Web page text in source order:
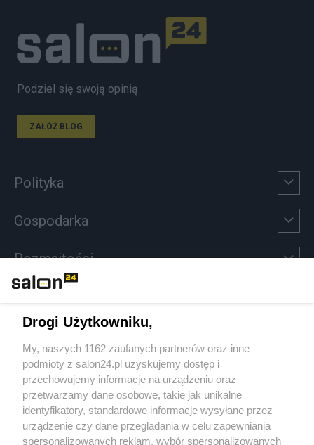
Podziel się swoją opinią
ZAŁÓŻ BLOG
Polityka
Gospodarka
Rozmaitości
Sport
Społeczeństwo
Kultura
Drogi Użytkowniku,
My, naszych 1162 zaufanych partnerów oraz inne
podmioty z salon24.pl uzyskujemy dostęp i
przechowujemy informacje na urządzeniu oraz
przetwarzamy dane osobowe, takie jak unikalne
identyfikatory, standardowe informacje wysyłane przez
urządzenie czy dane przeglądania w celu zapewniania
spersonalizowanych reklam, wybór spersonalizowanych